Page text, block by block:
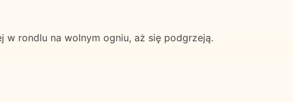
w rondlu na wolnym ogniu, aż się podgrzeją.